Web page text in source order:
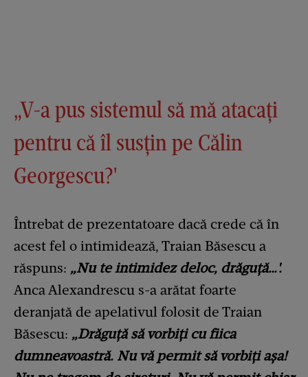
„V-a pus sistemul să mă atacați
pentru că îl susțin pe Călin
Georgescu?'
Întrebat de prezentatoare dacă crede că în
acest fel o intimidează, Traian Băsescu a
răspuns: „Nu te intimidez deloc, drăguță…'.
Anca Alexandrescu s-a arătat foarte
deranjată de apelativul folosit de Traian
Băsescu: „Drăguță să vorbiți cu fiica
dumneavoastră. Nu vă permit să vorbiți așa!